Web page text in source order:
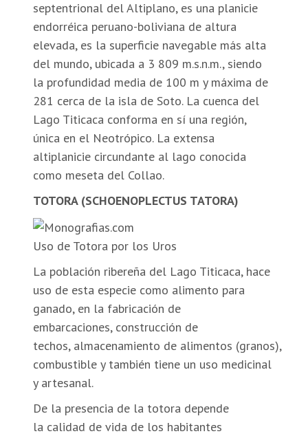
septentrional del Altiplano, es una planicie
endorréica peruano-boliviana de altura
elevada, es la superficie navegable más alta
del mundo, ubicada a 3 809 m.s.n.m., siendo
la profundidad media de 100 m y máxima de
281 cerca de la isla de Soto. La cuenca del
Lago Titicaca conforma en sí una región,
única en el Neotrópico. La extensa
altiplanicie circundante al lago conocida
como meseta del Collao.
TOTORA (SCHOENOPLECTUS TATORA)
Uso de Totora por los Uros
La población ribereña del Lago Titicaca, hace
uso de esta especie como alimento para
ganado, en la fabricación de
embarcaciones, construcción de
techos, almacenamiento de alimentos (granos),
combustible y también tiene un uso medicinal
y artesanal.
De la presencia de la totora depende
la calidad de vida de los habitantes